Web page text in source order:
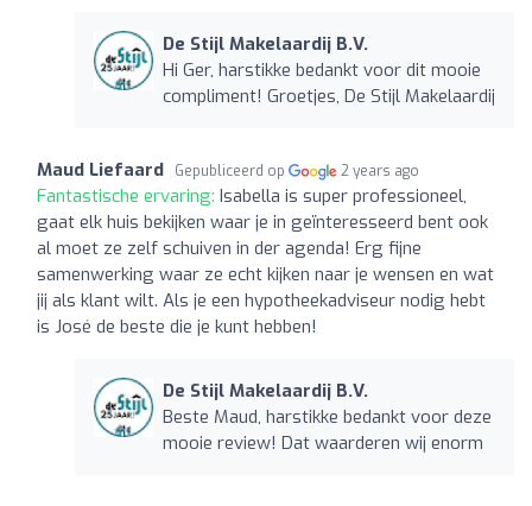
De Stijl Makelaardij B.V.
Hi Ger, harstikke bedankt voor dit mooie
compliment! Groetjes, De Stijl Makelaardij
Maud Liefaard Gepubliceerd op 2 years ago
Fantastische ervaring: Isabella is super professioneel,
gaat elk huis bekijken waar je in geïnteresseerd bent ook
al moet ze zelf schuiven in der agenda! Erg fijne
samenwerking waar ze echt kijken naar je wensen en wat
jij als klant wilt. Als je een hypotheekadviseur nodig hebt
is José de beste die je kunt hebben!
De Stijl Makelaardij B.V.
Beste Maud, harstikke bedankt voor deze
mooie review! Dat waarderen wij enorm